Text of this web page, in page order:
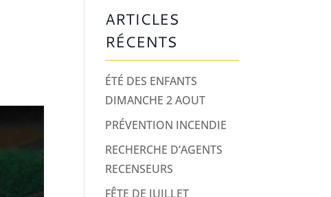
ARTICLES
RÉCENTS
ÉTÉ DES ENFANTS
DIMANCHE 2 AOUT
PRÉVENTION INCENDIE
RECHERCHE D’AGENTS
RECENSEURS
FÊTE DE JUILLET